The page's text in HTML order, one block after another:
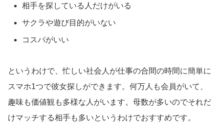
相手を探している人だけがいる
サクラや遊び目的がいない
コスパがいい
というわけで、忙しい社会人が仕事の合間の時間に簡単に
スマホ1つで彼女探しができます。何万人も会員がいて、
趣味も価値観も多様な人がいます。母数が多いのでそれだ
けマッチする相手も多いというわけでおすすめです。